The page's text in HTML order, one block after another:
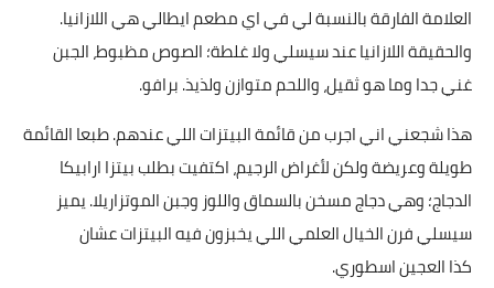
العلامة الفارقة بالنسبة لي في اي مطعم ايطالي هي اللازانيا.
والحقيقة اللازانيا عند سيسلي ولا غلطة؛ الصوص مظبوط، الجبن
غني جدا وما هو ثقيل، واللحم متوازن ولذيذ. برافو.
هذا شجعني اني اجرب من قائمة البيتزات اللي عندهم. طبعا القائمة
طويلة وعريضة ولكن لأغراض الرجيم، اكتفيت بطلب بيتزا ارابيكا
الدجاج؛ وهي دجاج مسخن بالسماق واللوز وجبن الموتزاريلا. يميز
سيسلي فرن الخيال العلمي اللي يخبزون فيه البيتزات عشان
كذا العجين اسطوري.